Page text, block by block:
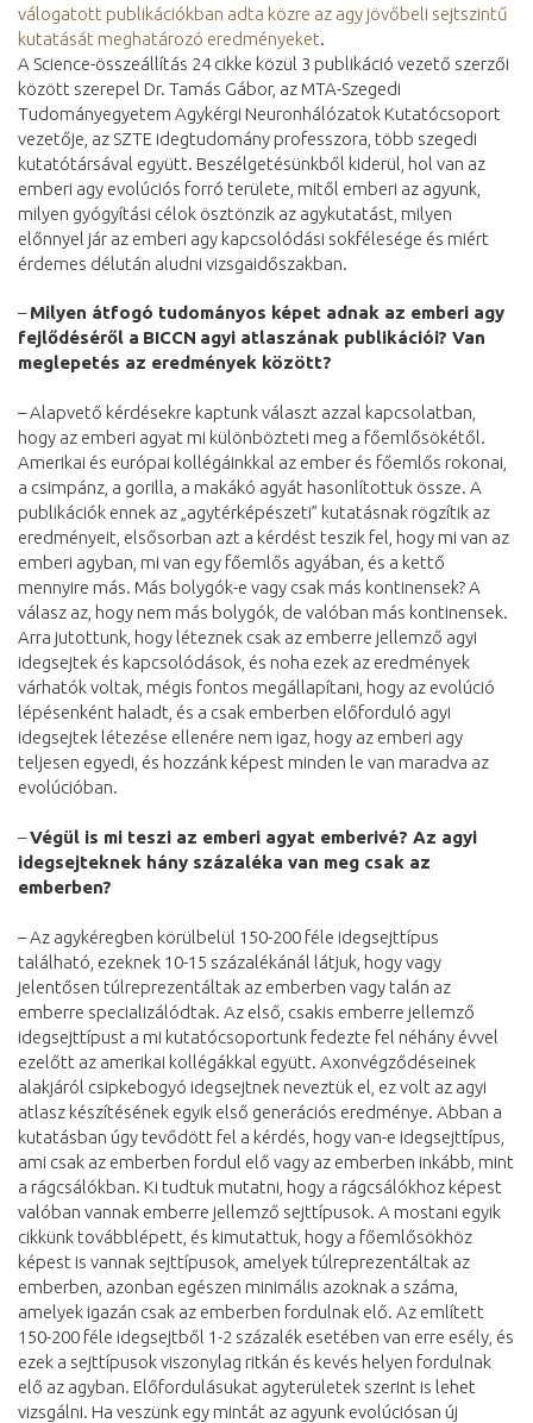
válogatott publikációkban adta közre az agy jövőbeli sejtszintű
kutatását meghatározó eredményeket.
A Science-összeállítás 24 cikke közül 3 publikáció vezető szerzői
között szerepel Dr. Tamás Gábor, az MTA-Szegedi
Tudományegyetem Agykérgi Neuronhálózatok Kutatócsoport
vezetője, az SZTE idegtudomány professzora, több szegedi
kutatótársával együtt. Beszélgetésünkből kiderül, hol van az
emberi agy evolúciós forró területe, mitől emberi az agyunk,
milyen gyógyítási célok ösztönzik az agykutatást, milyen
előnnyel jár az emberi agy kapcsolódási sokfélesége és miért
érdemes délután aludni vizsgaidőszakban.
–Milyen átfogó tudományos képet adnak az emberi agy
fejlődéséről a BICCN agyi atlaszának publikációi? Van
meglepetés az eredmények között?
– Alapvető kérdésekre kaptunk választ azzal kapcsolatban,
hogy az emberi agyat mi különbözteti meg a főemlősökétől.
Amerikai és európai kollégáinkkal az ember és főemlős rokonai,
a csimpánz, a gorilla, a makákó agyát hasonlítottuk össze. A
publikációk ennek az „agytérképészeti” kutatásnak rögzítik az
eredményeit, elsősorban azt a kérdést teszik fel, hogy mi van az
emberi agyban, mi van egy főemlős agyában, és a kettő
mennyire más. Más bolygók-e vagy csak más kontinensek? A
válasz az, hogy nem más bolygók, de valóban más kontinensek.
Arra jutottunk, hogy léteznek csak az emberre jellemző agyi
idegsejtek és kapcsolódások, és noha ezek az eredmények
várhatók voltak, mégis fontos megállapítani, hogy az evolúció
lépésenként haladt, és a csak emberben előforduló agyi
idegsejtek létezése ellenére nem igaz, hogy az emberi agy
teljesen egyedi, és hozzánk képest minden le van maradva az
evolúcióban.
–Végül is mi teszi az emberi agyat emberivé? Az agyi
idegsejteknek hány százaléka van meg csak az
emberben?
– Az agykéregben körülbelül 150-200 féle idegsejttípus
található, ezeknek 10-15 százalékánál látjuk, hogy vagy
jelentősen túlreprezentáltak az emberben vagy talán az
emberre specializálódtak. Az első, csakis emberre jellemző
idegsejttípust a mi kutatócsoportunk fedezte fel néhány évvel
ezelőtt az amerikai kollégákkal együtt. Axonvégződéseinek
alakjáról csipkebogyó idegsejtnek neveztük el, ez volt az agyi
atlasz készítésének egyik első generációs eredménye. Abban a
kutatásban úgy tevődött fel a kérdés, hogy van-e idegsejttípus,
ami csak az emberben fordul elő vagy az emberben inkább, mint
a rágcsálókban. Ki tudtuk mutatni, hogy a rágcsálókhoz képest
valóban vannak emberre jellemző sejttípusok. A mostani egyik
cikkünk továbblépett, és kimutattuk, hogy a főemlősökhöz
képest is vannak sejttípusok, amelyek túlreprezentáltak az
emberben, azonban egészen minimális azoknak a száma,
amelyek igazán csak az emberben fordulnak elő. Az említett
150-200 féle idegsejtből 1-2 százalék esetében van erre esély, és
ezek a sejttípusok viszonylag ritkán és kevés helyen fordulnak
elő az agyban. Előfordulásukat agyterületek szerint is lehet
vizsgálni. Ha veszünk egy mintát az agyunk evolúciósan új